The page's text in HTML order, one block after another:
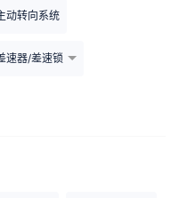
动转向系统
速器/差速锁